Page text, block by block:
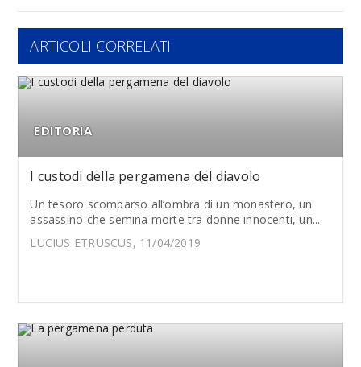
ARTICOLI CORRELATI
EDITORIA
I custodi della pergamena del diavolo
Un tesoro scomparso all’ombra di un monastero, un
assassino che semina morte tra donne innocenti, un...
LUCIUS ETRUSCUS, 11/04/2019